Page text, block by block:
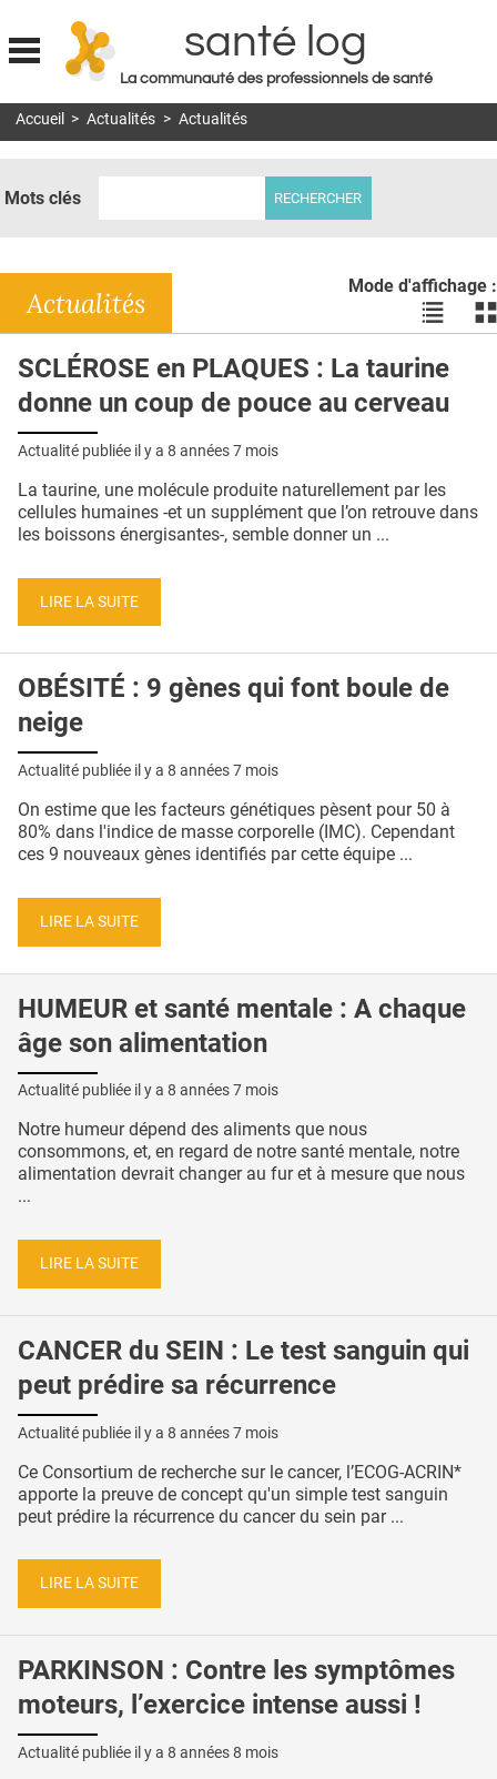
Jump to navigation
santé log
La communauté des professionnels de santé
MON COMPTE
DOSSIERS
RÉSEAUX
E-REVUE SAD
QUI SOMMES-NOUS ?
CONDITIONS GÉNÉRALES
CRÉDITS
Accueil > Actualités > Actualités
Mots clés
Mode d'affichage :
Voir
les
en
liste
les
Actualités
SCLÉROSE en PLAQUES : La taurine
donne un coup de pouce au cerveau
Actualité publiée il y a 8 années 7 mois
La taurine, une molécule produite naturellement par les
cellules humaines -et un supplément que l’on retrouve dans
les boissons énergisantes-, semble donner un ...
LIRE LA SUITE
OBÉSITÉ : 9 gènes qui font boule de
neige
Actualité publiée il y a 8 années 7 mois
On estime que les facteurs génétiques pèsent pour 50 à
80% dans l'indice de masse corporelle (IMC). Cependant
ces 9 nouveaux gènes identifiés par cette équipe ...
LIRE LA SUITE
HUMEUR et santé mentale : A chaque
âge son alimentation
Actualité publiée il y a 8 années 7 mois
Notre humeur dépend des aliments que nous
consommons, et, en regard de notre santé mentale, notre
alimentation devrait changer au fur et à mesure que nous
...
LIRE LA SUITE
CANCER du SEIN : Le test sanguin qui
peut prédire sa récurrence
Actualité publiée il y a 8 années 7 mois
Ce Consortium de recherche sur le cancer, l’ECOG-ACRIN*
apporte la preuve de concept qu'un simple test sanguin
peut prédire la récurrence du cancer du sein par ...
LIRE LA SUITE
PARKINSON : Contre les symptômes
moteurs, l’exercice intense aussi !
Actualité publiée il y a 8 années 8 mois